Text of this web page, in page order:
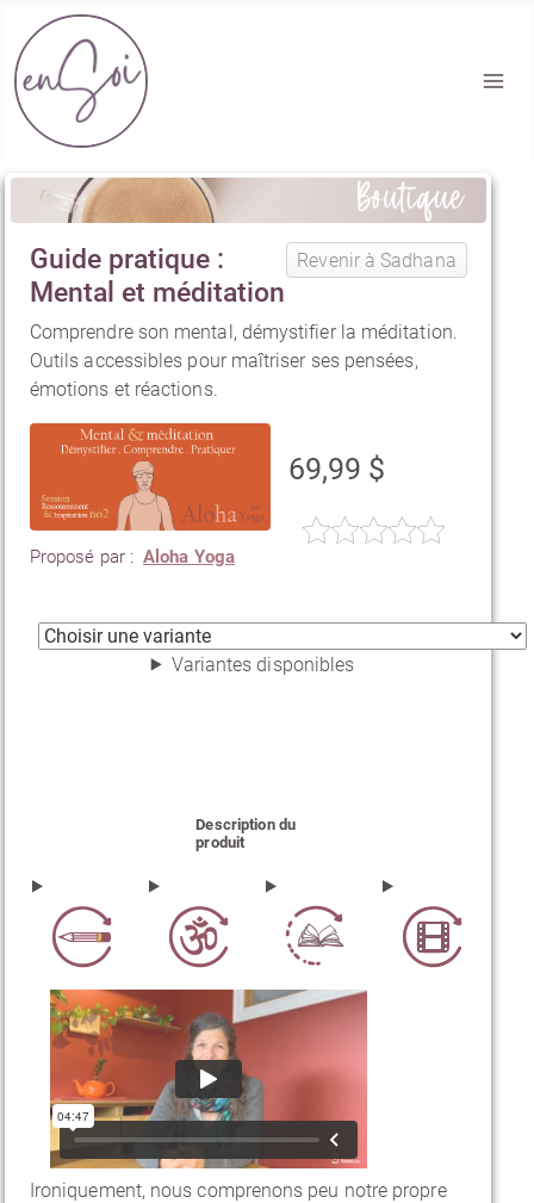
Section Boutique EnSoi
Revenir à Sadhana
Guide pratique :
Mental et méditation
Comprendre son mental, démystifier la méditation.
Outils accessibles pour maîtriser ses pensées,
émotions et réactions.
Proposé par : Aloha Yoga
69,99 $
Variantes disponibles
Description du
produit
Ironiquement, nous comprenons peu notre propre